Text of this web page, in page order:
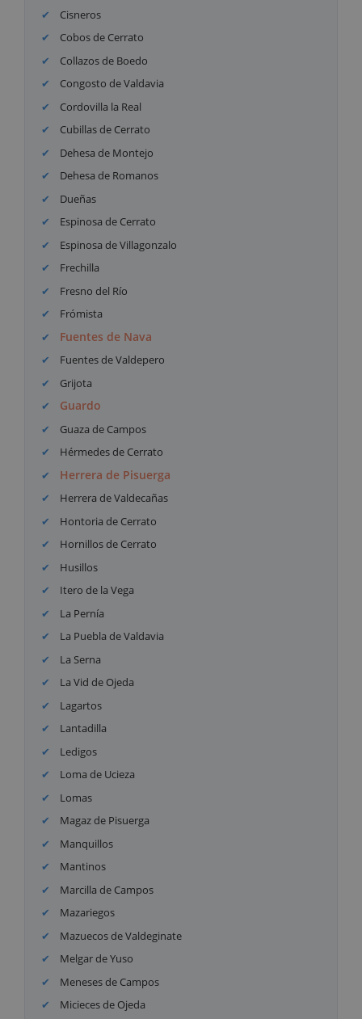
Cisneros
Cobos de Cerrato
Collazos de Boedo
Congosto de Valdavia
Cordovilla la Real
Cubillas de Cerrato
Dehesa de Montejo
Dehesa de Romanos
Dueñas
Espinosa de Cerrato
Espinosa de Villagonzalo
Frechilla
Fresno del Río
Frómista
Fuentes de Nava
Fuentes de Valdepero
Grijota
Guardo
Guaza de Campos
Hérmedes de Cerrato
Herrera de Pisuerga
Herrera de Valdecañas
Hontoria de Cerrato
Hornillos de Cerrato
Husillos
Itero de la Vega
La Pernía
La Puebla de Valdavia
La Serna
La Vid de Ojeda
Lagartos
Lantadilla
Ledigos
Loma de Ucieza
Lomas
Magaz de Pisuerga
Manquillos
Mantinos
Marcilla de Campos
Mazariegos
Mazuecos de Valdeginate
Melgar de Yuso
Meneses de Campos
Micieces de Ojeda